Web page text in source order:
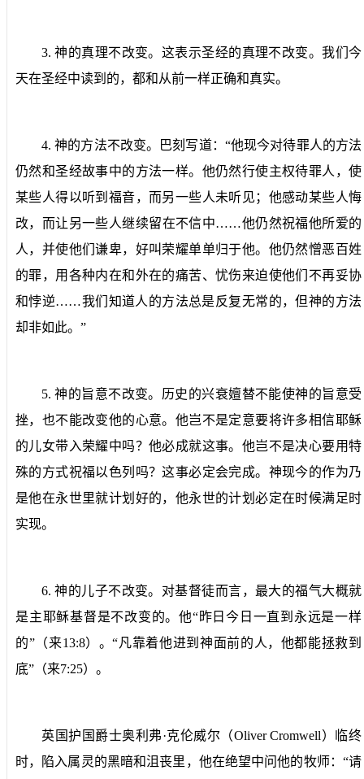
3.神的真理不改变。 这表示圣经的真理不改变。我们今
天在圣经中读到的，都和从前一样正确和真实。
4.神的方法不改变。
巴刻写道：“他现今对待罪人的方法
仍然和圣经故事中的方法一样。他仍然行使主权待罪人，使
某些人得以听到福音，而另一些人未听见；他感动某些人悔
改，而让另一些人继续留在不信中……他仍然祝福他所爱的
人，并使他们谦卑，好叫荣耀单单归于他。他仍然憎恶百姓
的罪，用各种内在和外在的痛苦、忧伤来迫使他们不再妥协
和悖逆……我们知道人的方法总是反复无常的，但神的方法
却非如此。”
5.神的旨意不改变。 历史的兴衰嬗替不能使神的旨意受
挫，也不能改变他的心意。他岂不是定意要将许多相信耶稣
的儿女带入荣耀中吗？他必成就这事。他岂不是决心要用特
殊的方式祝福以色列吗？这事必定会完成。神现今的作为乃
是他在永世里就计划好的，他永世的计划必定在时候满足时
实现。
6.神的儿子不改变。 对基督徒而言，最大的福气大概就
是主耶稣基督是不改变的。他“昨日今日一直到永远是一样
的”（来13:8）。“凡靠着他进到神面前的人，他都能拯救到
底”（来7:25）。
英国护国爵士奥利弗·克伦威尔（Oliver Cromwell）临终
时，陷入属灵的黑暗和沮丧里，他在绝望中问他的牧师：“请